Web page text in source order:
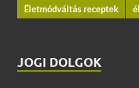
Életmódváltás receptek
JOGI DOLGOK